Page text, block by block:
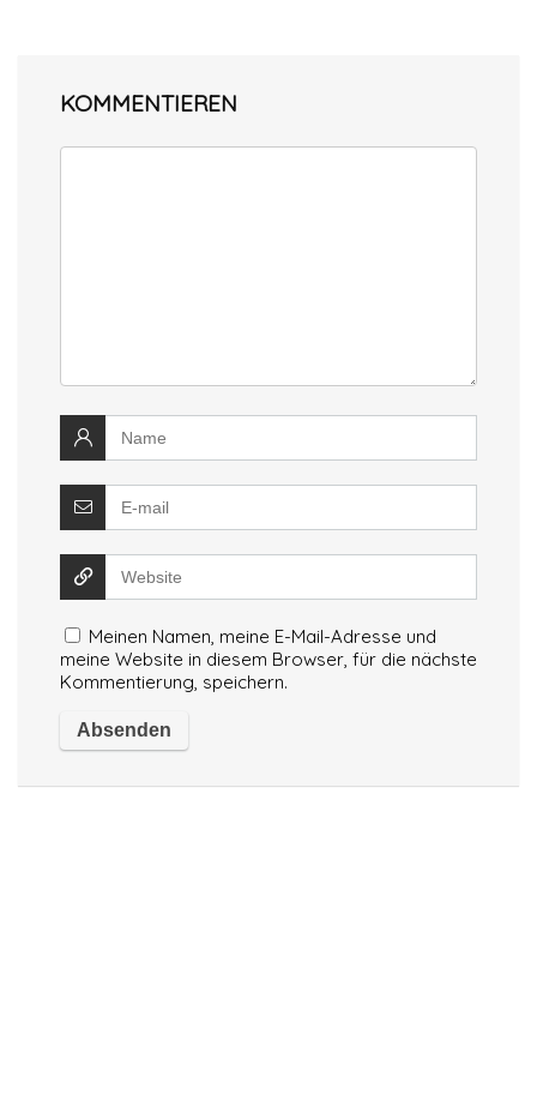
KOMMENTIEREN
Meinen Namen, meine E-Mail-Adresse und
meine Website in diesem Browser, für die nächste
Kommentierung, speichern.